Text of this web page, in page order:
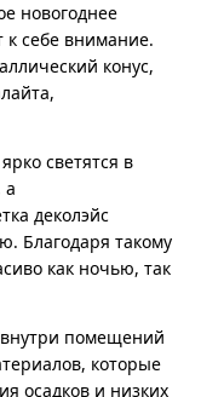
новогоднее
к себе внимание.
конус,
светятся в
а
деколэйс
Благодаря такому
как ночью, так
внутри помещений
которые
осадков и низких